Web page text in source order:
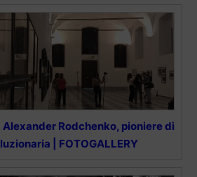
Rodchenko, pioniere di
| FOTOGALLERY